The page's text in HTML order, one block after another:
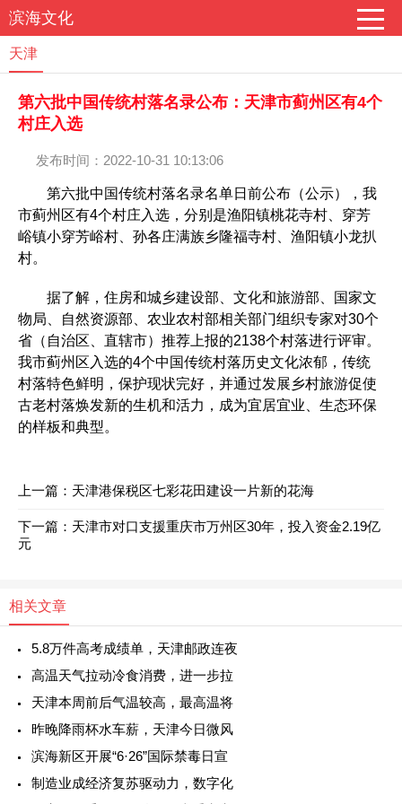
滨海文化
天津
第六批中国传统村落名录公布：天津市蓟州区有4个
村庄入选
发布时间：2022-10-31 10:13:06
第六批中国传统村落名录名单日前公布（公示），我
市蓟州区有4个村庄入选，分别是渔阳镇桃花寺村、穿芳
峪镇小穿芳峪村、孙各庄满族乡隆福寺村、渔阳镇小龙扒
村。
据了解，住房和城乡建设部、文化和旅游部、国家文
物局、自然资源部、农业农村部相关部门组织专家对30个
省（自治区、直辖市）推荐上报的2138个村落进行评审。
我市蓟州区入选的4个中国传统村落历史文化浓郁，传统
村落特色鲜明，保护现状完好，并通过发展乡村旅游促使
古老村落焕发新的生机和活力，成为宜居宜业、生态环保
的样板和典型。
上一篇： 天津港保税区七彩花田建设一片新的花海
下一篇： 天津市对口支援重庆市万州区30年，投入资金2.19亿
元
相关文章
5.8万件高考成绩单，天津邮政连夜
高温天气拉动冷食消费，进一步拉
天津本周前后气温较高，最高温将
昨晚降雨杯水车薪，天津今日微风
滨海新区开展“6·26”国际禁毒日宣
制造业成经济复苏驱动力，数字化